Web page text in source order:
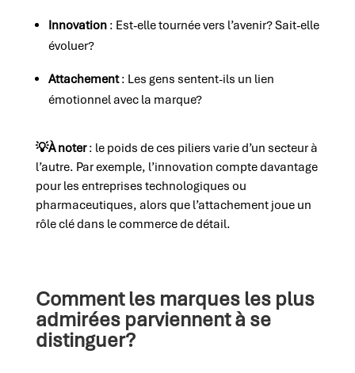
Innovation: Est-elle tournée vers l’avenir? Sait-elle
évoluer?
Attachement: Les gens sentent-ils un lien
émotionnel avec la marque?
💡À noter: le poids de ces piliers varie d’un secteur à
l’autre. Par exemple, l’innovation compte davantage
pour les entreprises technologiques ou
pharmaceutiques, alors que l’attachement joue un
rôle clé dans le commerce de détail.
Comment les marques les plus
admirées parviennent à se
distinguer?